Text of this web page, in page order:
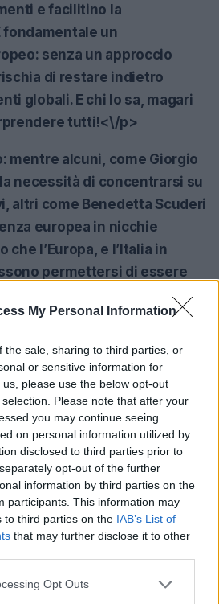
My Personal Information
the sale, sharing to third parties, or
or sensitive information for
please use the below opt-out
Please note that after your
you may continue seeing
on personal information utilized by
disclosed to third parties prior to
opt-out of the further
information by third parties on the
participants. This information may
to third parties on the IAB’s List of
that may further disclose it to other
app uses one or more Google
Opt Outs
e facilitino la
fondamentale un
senza un approccio
di restare indietro
globali. E chi lo sa, magari
tutti!<\/p>
mentre alcuni, come Giorgio
necessità di concentrarsi su
altri come Benedetta Scuderi
europea in nicchie
che l’Europa, e l’Italia in
permettersi di essere
ti sorprenderà:
nostre città!<\/p>
dei sindaci italiani
audace per il futuro
L’innovazione è possibile,
collettivo e un cambio di
tutte le carte in regola per
innovazione nel settore della
solo se saprà unire le forze e
determinazione e
a farlo? Solo il tempo lo